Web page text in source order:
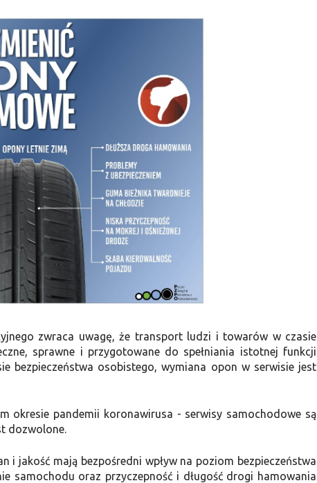
zwraca uwagę, że transport ludzi i towarów w czasie
sprawne i przygotowane do spełniania istotnej funkcji
bezpieczeństwa osobistego, wymiana opon w serwisie jest
okresie pandemii koronawirusa - serwisy samochodowe są
dozwolone.
jakość mają bezpośredni wpływ na poziom bezpieczeństwa
samochodu oraz przyczepność i długość drogi hamowania